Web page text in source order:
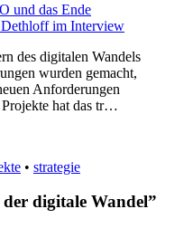
und das Ende
Dethloff im Interview
des digitalen Wandels
wurden gemacht,
Anforderungen
hat das tr…
• strategie
digitale Wandel”